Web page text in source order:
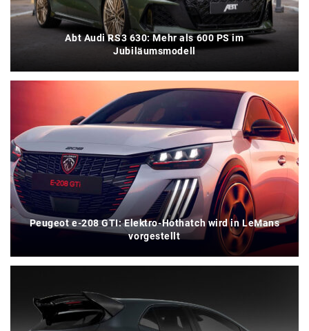
Abt Audi RS3 630: Mehr als 600 PS im
Jubiläumsmodell
Peugeot e-208 GTI: Elektro-Hothatch wird in LeMans
vorgestellt